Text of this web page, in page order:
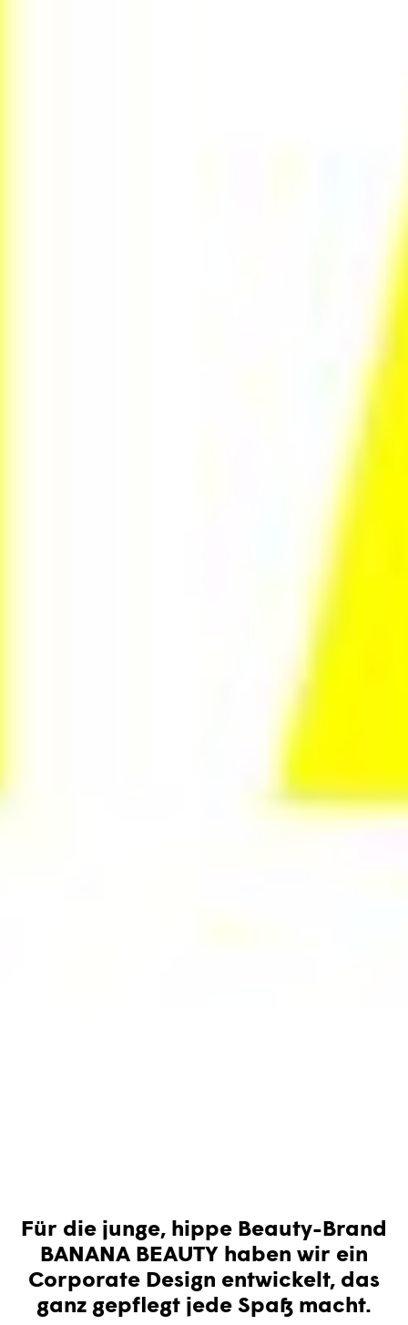
Für die junge, hippe Beauty-Brand
BANANA BEAUTY haben wir ein
Corporate Design entwickelt, das
ganz gepflegt jede Spaß macht.